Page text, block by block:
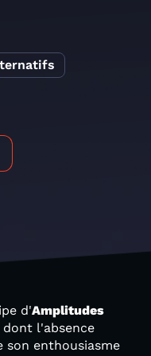
d'Amplitudes
l'absence
son enthousiasme